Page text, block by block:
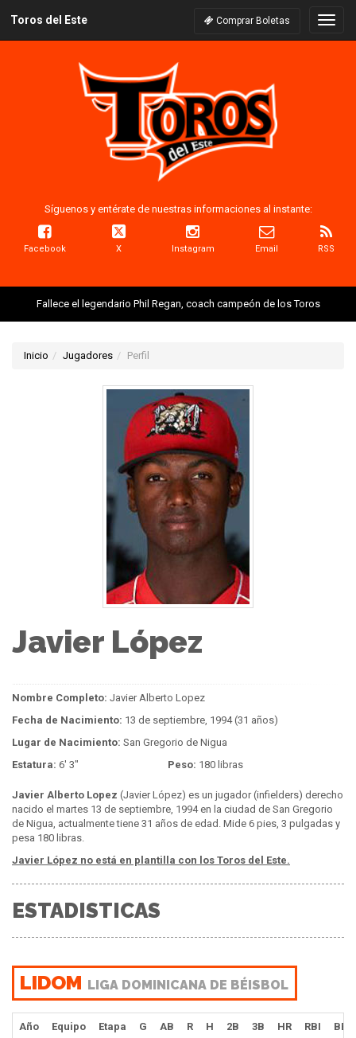
Toros del Este Comprar Boletas
Síguenos y entérate de nuestras informaciones al instante:
Facebook X Instagram Email RSS
Fallece el legendario Phil Regan, coach campeón de los Toros
Inicio Jugadores Perfil
Javier López
Nombre Completo: Javier Alberto Lopez
Fecha de Nacimiento: 13 de septiembre, 1994 (31 años)
Lugar de Nacimiento: San Gregorio de Nigua
Estatura: 6' 3" Peso: 180 libras
Javier Alberto Lopez (Javier López) es un jugador (infielders) derecho
nacido el martes 13 de septiembre, 1994 en la ciudad de San Gregorio
de Nigua, actualmente tiene 31 años de edad. Mide 6 pies, 3 pulgadas y
pesa 180 libras.
Javier López no está en plantilla con los Toros del Este.
ESTADISTICAS
LIDOM LIGA DOMINICANA DE BÉISBOL
Año Equipo Etapa G AB R H 2B 3B HR RBI BB